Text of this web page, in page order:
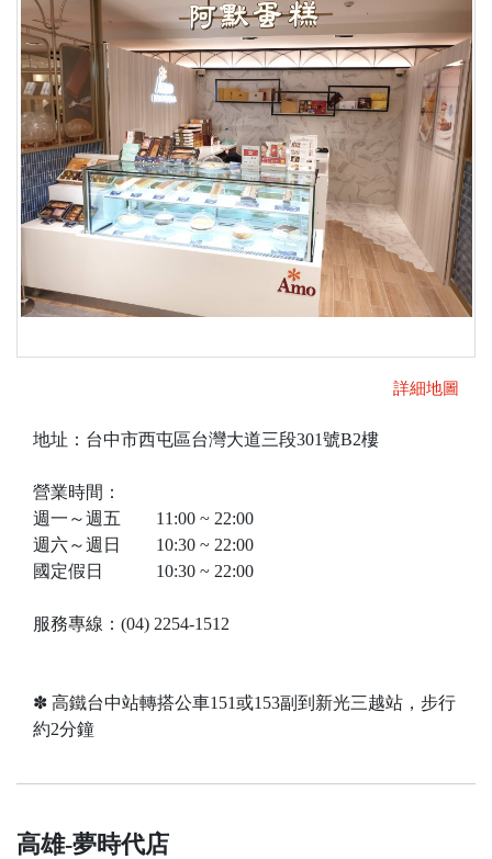
詳細地圖
地址：台中市西屯區台灣大道三段301號B2樓
營業時間：
週一～週五 11:00 ~ 22:00
週六～週日 10:30 ~ 22:00
國定假日 10:30 ~ 22:00
服務專線：(04) 2254-1512
✽ 高鐵台中站轉搭公車151或153副到新光三越站，步行
約2分鐘
高雄-夢時代店